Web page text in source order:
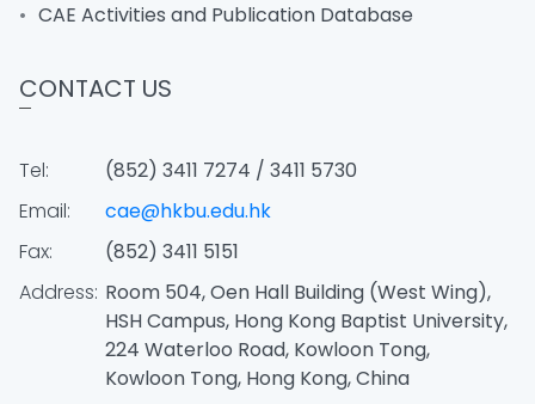
CAE Activities and Publication Database
CONTACT US
Tel:
(852) 3411 7274 / 3411 5730
Email:
cae@hkbu.edu.hk
Fax:
(852) 3411 5151
Address: Room 504, Oen Hall Building (West Wing),
HSH Campus, Hong Kong Baptist University,
224 Waterloo Road, Kowloon Tong,
Kowloon Tong, Hong Kong, China